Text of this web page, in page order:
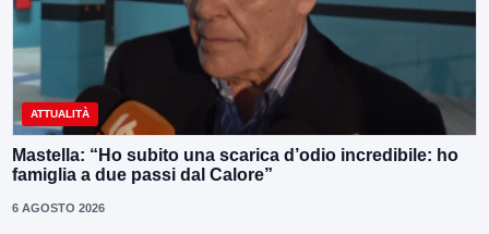
ATTUALITÀ
Mastella: “Ho subito una scarica d’odio incredibile: ho
famiglia a due passi dal Calore”
6 AGOSTO 2026